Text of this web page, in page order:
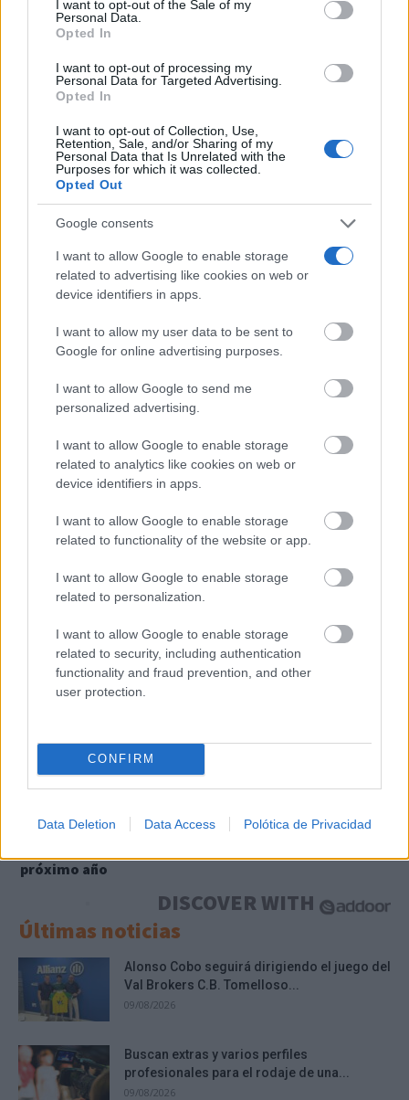
services and may gather and store information including but
not limited to your visit or usage behaviour. You may click to
use your data for below specified purposes in below Google
consent section.
I want to opt-out of the Sale of my
Personal Data.
Opted In
I want to opt-out of processing my
Personal Data for Targeted Advertising.
Opted In
I want to opt-out of Collection, Use,
Retention, Sale, and/or Sharing of my
Personal Data that Is Unrelated with the
Purposes for which it was collected.
Opted Out
Google consents
I want to allow Google to enable storage
related to advertising like cookies on web or
device identifiers in apps.
I want to allow my user data to be sent to
Google for online advertising purposes.
I want to allow Google to send me
personalized advertising.
I want to allow Google to enable storage
related to analytics like cookies on web or
device identifiers in apps.
I want to allow Google to enable storage
related to functionality of the website or app.
I want to allow Google to enable storage
related to personalization.
I want to allow Google to enable storage
related to security, including authentication
functionality and fraud prevention, and other
user protection.
CONFIRM
Data Deletion Data Access Polótica de Privacidad
¿Sabes qué baja tu ánimo?
Lo haces todos los días y afecta cómo te sientes
Belleza indomable
Dónde viajar en 2026
próximo año
DISCOVER WITH
Últimas noticias
Alonso Cobo seguirá dirigiendo el juego del
Val Brokers C.B. Tomelloso...
09/08/2026
Buscan extras y varios perfiles
profesionales para el rodaje de una...
09/08/2026